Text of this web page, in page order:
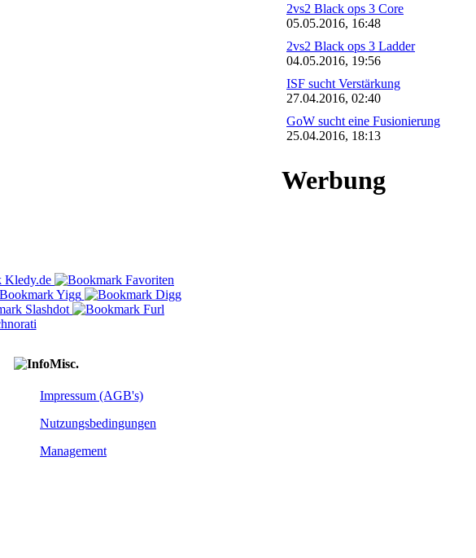
2vs2 Black ops 3 Core
05.05.2016, 16:48
2vs2 Black ops 3 Ladder
04.05.2016, 19:56
ISF sucht Verstärkung
27.04.2016, 02:40
GoW sucht eine Fusionierung
25.04.2016, 18:13
Werbung
Misc.
Impressum (AGB's)
Nutzungsbedingungen
Management